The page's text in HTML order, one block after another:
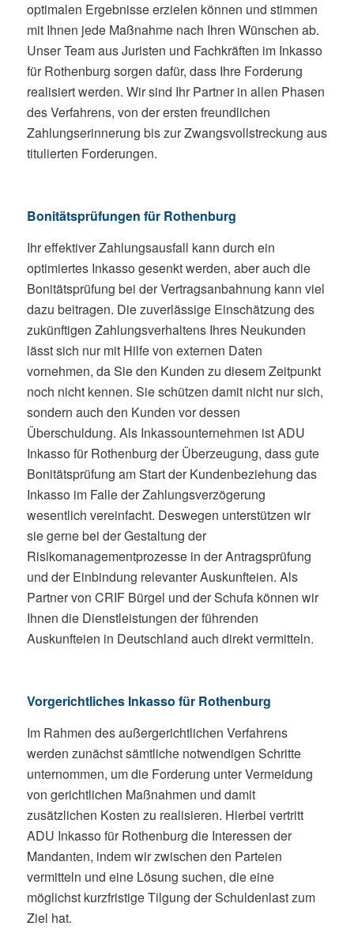
optimalen Ergebnisse erzielen können und stimmen
mit Ihnen jede Maßnahme nach Ihren Wünschen ab.
Unser Team aus Juristen und Fachkräften im Inkasso
für Rothenburg sorgen dafür, dass Ihre Forderung
realisiert werden. Wir sind Ihr Partner in allen Phasen
des Verfahrens, von der ersten freundlichen
Zahlungserinnerung bis zur Zwangsvollstreckung aus
titulierten Forderungen.
Bonitätsprüfungen für Rothenburg
Ihr effektiver Zahlungsausfall kann durch ein
optimiertes Inkasso gesenkt werden, aber auch die
Bonitätsprüfung bei der Vertragsanbahnung kann viel
dazu beitragen. Die zuverlässige Einschätzung des
zukünftigen Zahlungsverhaltens Ihres Neukunden
lässt sich nur mit Hilfe von externen Daten
vornehmen, da Sie den Kunden zu diesem Zeitpunkt
noch nicht kennen. Sie schützen damit nicht nur sich,
sondern auch den Kunden vor dessen
Überschuldung. Als Inkassounternehmen ist ADU
Inkasso für Rothenburg der Überzeugung, dass gute
Bonitätsprüfung am Start der Kundenbeziehung das
Inkasso im Falle der Zahlungsverzögerung
wesentlich vereinfacht. Deswegen unterstützen wir
sie gerne bei der Gestaltung der
Risikomanagementprozesse in der Antragsprüfung
und der Einbindung relevanter Auskunfteien. Als
Partner von CRIF Bürgel und der Schufa können wir
Ihnen die Dienstleistungen der führenden
Auskunfteien in Deutschland auch direkt vermitteln.
Vorgerichtliches Inkasso für Rothenburg
Im Rahmen des außergerichtlichen Verfahrens
werden zunächst sämtliche notwendigen Schritte
unternommen, um die Forderung unter Vermeidung
von gerichtlichen Maßnahmen und damit
zusätzlichen Kosten zu realisieren. Hierbei vertritt
ADU Inkasso für Rothenburg die Interessen der
Mandanten, indem wir zwischen den Parteien
vermitteln und eine Lösung suchen, die eine
möglichst kurzfristige Tilgung der Schuldenlast zum
Ziel hat.